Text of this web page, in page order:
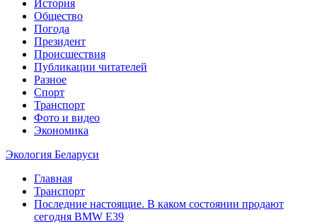
История
Общество
Погода
Президент
Происшествия
Публикации читателей
Разное
Спорт
Транспорт
Фото и видео
Экономика
Экология Беларуси
Главная
Транспорт
Последние настоящие. В каком состоянии продают
сегодня BMW E39